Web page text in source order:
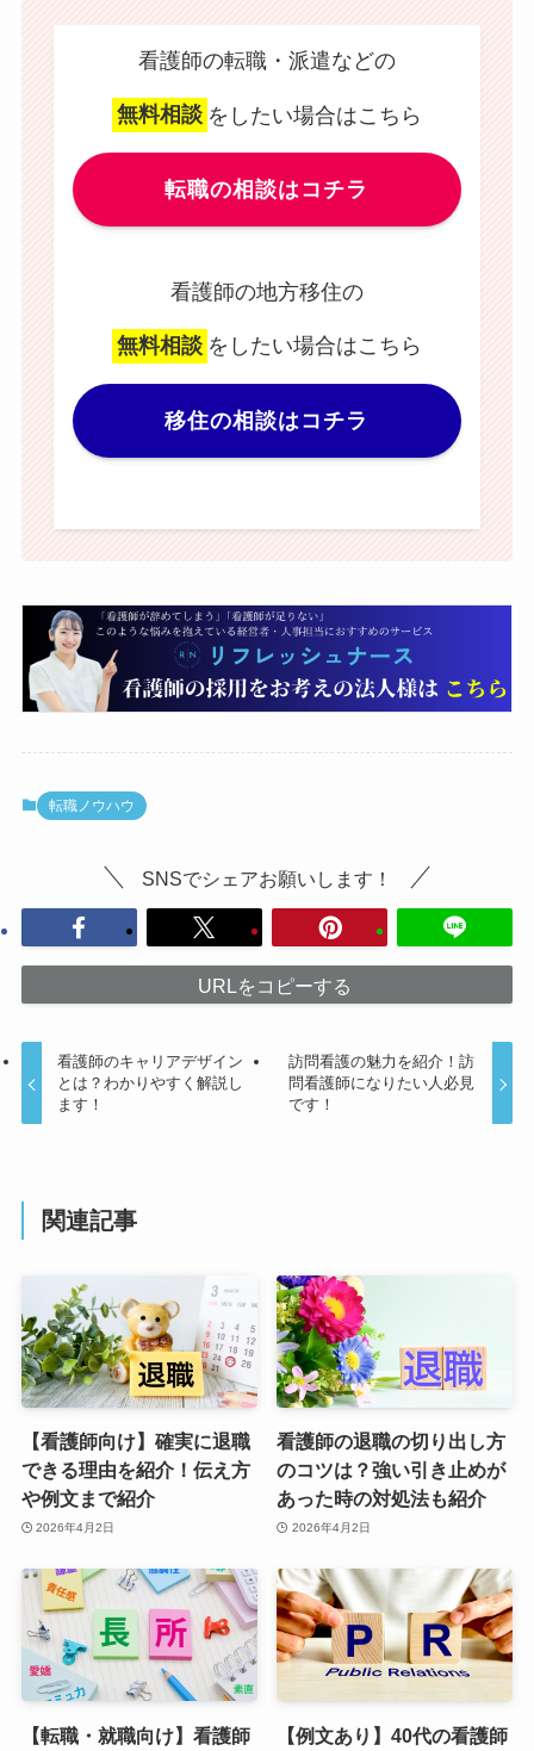
看護師の転職・派遣などの
無料相談 をしたい場合はこちら
転職の相談はコチラ
看護師の地方移住の
無料相談 をしたい場合はこちら
移住の相談はコチラ
転職ノウハウ
SNSでシェアお願いします！
URLをコピーする
看護師のキャリアデザイン
とは？わかりやすく解説し
ます！
訪問看護の魅力を紹介！訪
問看護師になりたい人必見
です！
関連記事
【看護師向け】確実に退職
できる理由を紹介！伝え方
や例文まで紹介
2026年4月2日
看護師の退職の切り出し方
のコツは？強い引き止めが
あった時の対処法も紹介
2026年4月2日
【転職・就職向け】看護師
【例文あり】40代の看護師